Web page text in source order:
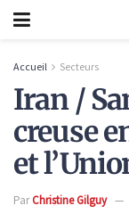
Accueil Secteurs
Iran /
creuse
et
ParChristine Gilguy